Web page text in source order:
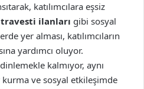
katılımcılara eşsiz
ilanları gibi sosyal
yer alması, katılımcıların
yardımcı oluyor.
kalmıyor, aynı
ve sosyal etkileşimde